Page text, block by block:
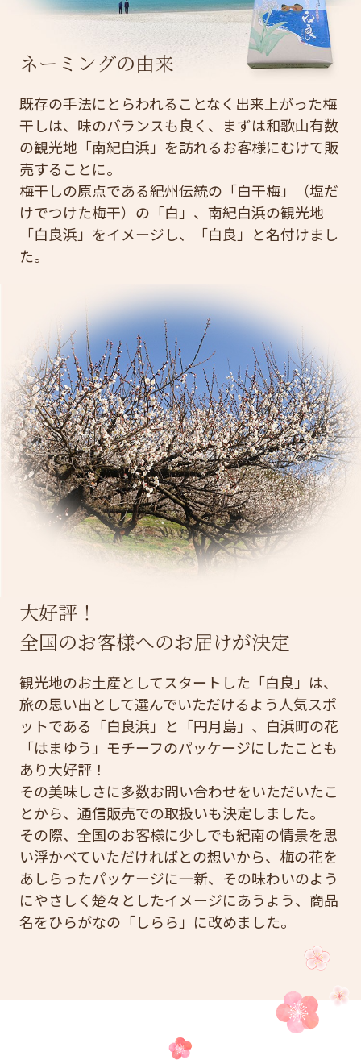
ネーミングの由来
既存の手法にとらわれることなく出来上がった梅
干しは、味のバランスも良く、まずは和歌山有数
の観光地「南紀白浜」を訪れるお客様にむけて販
売することに。
梅干しの原点である紀州伝統の「白干梅」（塩だ
けでつけた梅干）の「白」、南紀白浜の観光地
「白良浜」をイメージし、「白良」と名付けまし
た。
大好評！
全国のお客様へのお届けが決定
観光地のお土産としてスタートした「白良」は、
旅の思い出として選んでいただけるよう人気スポ
ットである「白良浜」と「円月島」、白浜町の花
「はまゆう」モチーフのパッケージにしたことも
あり大好評！
その美味しさに多数お問い合わせをいただいたこ
とから、通信販売での取扱いも決定しました。
その際、全国のお客様に少しでも紀南の情景を思
い浮かべていただければとの想いから、梅の花を
あしらったパッケージに一新、その味わいのよう
にやさしく楚々としたイメージにあうよう、商品
名をひらがなの「しらら」に改めました。